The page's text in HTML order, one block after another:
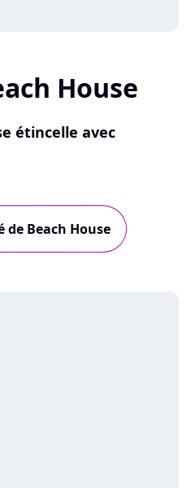
House
étincelle avec
Beach House